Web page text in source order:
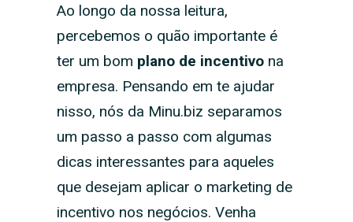
Ao longo da nossa leitura,
percebemos o quão importante é
ter um bom plano de incentivo na
empresa. Pensando em te ajudar
nisso, nós da Minu.biz separamos
um passo a passo com algumas
dicas interessantes para aqueles
que desejam aplicar o marketing de
incentivo nos negócios. Venha